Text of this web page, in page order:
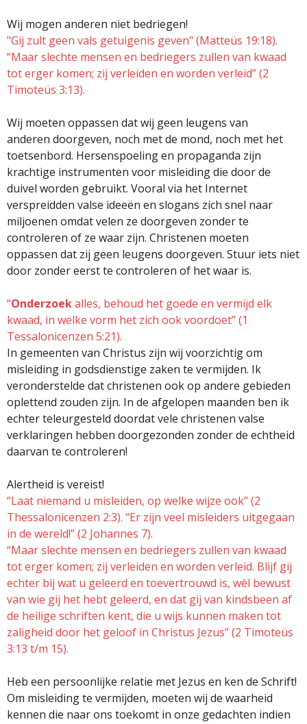
Wij mogen anderen niet bedriegen!
"Gij zult geen vals getuigenis geven" (Matteüs 19:18).
“Maar slechte mensen en bedriegers zullen van kwaad
tot erger komen; zij verleiden en worden verleid” (2
Timoteüs 3:13).
Wij moeten oppassen dat wij geen leugens van
anderen doorgeven, noch met de mond, noch met het
toetsenbord. Hersenspoeling en propaganda zijn
krachtige instrumenten voor misleiding die door de
duivel worden gebruikt. Vooral via het Internet
verspreidden valse ideeën en slogans zich snel naar
miljoenen omdat velen ze doorgeven zonder te
controleren of ze waar zijn. Christenen moeten
oppassen dat zij geen leugens doorgeven. Stuur iets niet
door zonder eerst te controleren of het waar is.
“Onderzoekalles, behoud het goede en vermijd elk
kwaad, in welke vorm het zich ook voordoet” (1
Tessalonicenzen 5:21).
In gemeenten van Christus zijn wij voorzichtig om
misleiding in godsdienstige zaken te vermijden. Ik
veronderstelde dat christenen ook op andere gebieden
oplettend zouden zijn. In de afgelopen maanden ben ik
echter teleurgesteld doordat vele christenen valse
verklaringen hebben doorgezonden zonder de echtheid
daarvan te controleren!
Alertheid is vereist!
“Laat niemand u misleiden, op welke wijze ook” (2
Thessalonicenzen 2:3). “Er zijn veel misleiders uitgegaan
in de wereld!” (2 Johannes 7).
“Maar slechte mensen en bedriegers zullen van kwaad
tot erger komen; zij verleiden en worden verleid. Blijf gij
echter bij wat u geleerd en toevertrouwd is, wèl bewust
van wie gij het hebt geleerd, en dat gij van kindsbeen af
de heilige schriften kent, die u wijs kunnen maken tot
zaligheid door het geloof in Christus Jezus” (2 Timoteüs
3:13 t/m 15).
Heb een persoonlijke relatie met Jezus en ken de Schrift!
Om misleiding te vermijden, moeten wij de waarheid
kennen die naar ons toekomt in onze gedachten indien